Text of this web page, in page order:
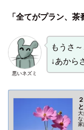
「全てがプラン、
悪いネズミ
もうさ
↓あから
大
な
家